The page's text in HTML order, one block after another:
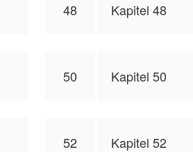
48 Kapitel 48
50 Kapitel 50
52 Kapitel 52